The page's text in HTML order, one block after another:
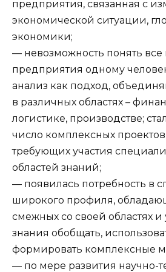
предприятия, связанная с
экономической ситуации,
экономики;
— невозможность понять все
предприятия одному
анализ как подход,
в различных областях –
логистике, производстве;
число комплексных
требующих участия
областей знаний;
— появилась потребность в
широкого профиля,
смежных со своей областях
знания обобщать,
формировать комплексные
— по мере развития научно-